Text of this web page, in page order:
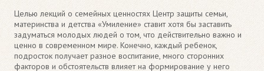
Целью лекций о семейных ценностях Центр защиты семьи,
материнства и детства «Умиление» ставит хотя бы заставить
задуматься молодых людей о том, что действительно важно и
ценно в современном мире. Конечно, каждый ребенок,
подросток получает разное воспитание, много сторонних
факторов и обстоятельств влияет на формирование у него